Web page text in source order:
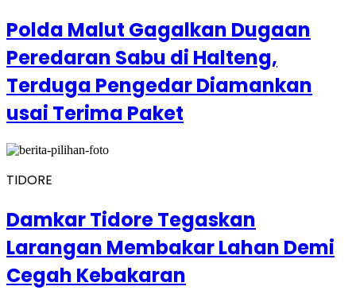
Polda Malut Gagalkan Dugaan
Peredaran Sabu di Halteng,
Terduga Pengedar Diamankan
usai Terima Paket
TIDORE
Damkar Tidore Tegaskan
Larangan Membakar Lahan Demi
Cegah Kebakaran